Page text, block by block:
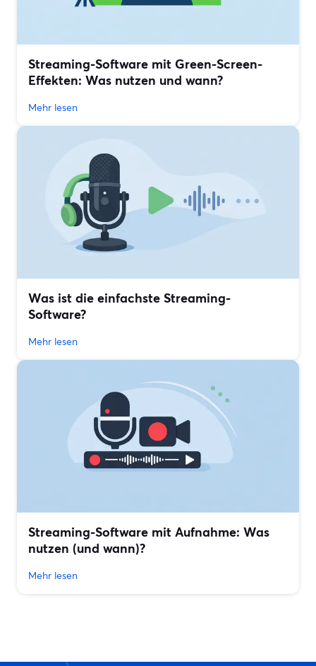
Streaming-Software mit Green-Screen-
Effekten: Was nutzen und wann?
Mehr lesen
Was ist die einfachste Streaming-
Software?
Mehr lesen
Streaming-Software mit Aufnahme: Was
nutzen (und wann)?
Mehr lesen